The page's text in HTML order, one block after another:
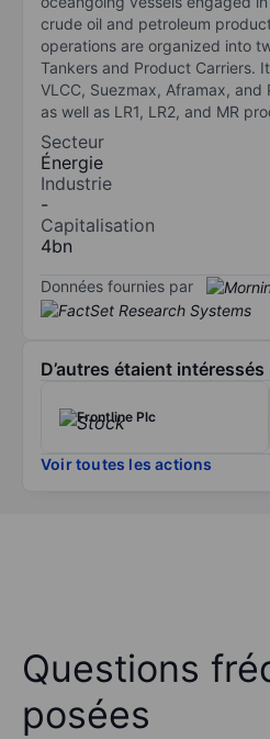
crude oil and petroleum
operations are organized into
Tankers and Product Carriers.
VLCC, Suezmax, Aframax,
as well as LR1, LR2, and MR
Secteur
Énergie
Industrie
-
Capitalisation
4bn
Données fournies par
D’autres étaient intéressés
Frontline Plc
Voir toutes les actions
Questions
posées